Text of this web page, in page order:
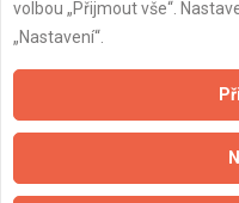
volbou „Přijmout vše“.
„Nastavení“.